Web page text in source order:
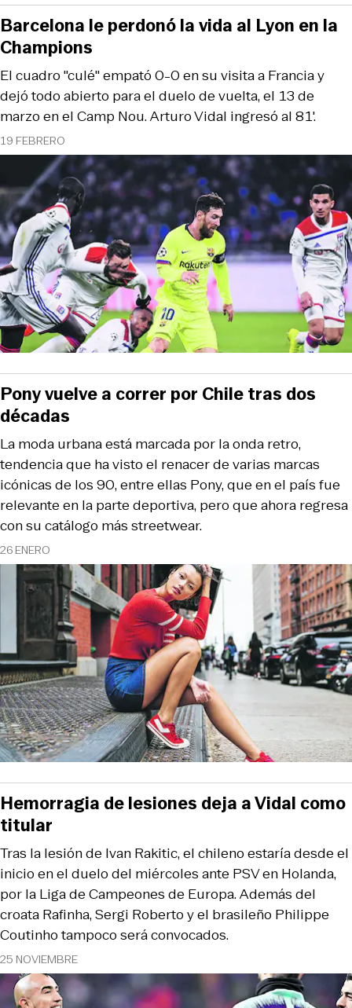
19 FEBRERO
El cuadro "culé" empató 0-0 en su visita a Francia y
dejó todo abierto para el duelo de vuelta, el 13 de
marzo en el Camp Nou. Arturo Vidal ingresó al 81'.
Barcelona le perdonó la vida al Lyon en la
Champions
26 ENERO
La moda urbana está marcada por la onda retro,
tendencia que ha visto el renacer de varias marcas
icónicas de los 90, entre ellas Pony, que en el país fue
relevante en la parte deportiva, pero que ahora regresa
con su catálogo más streetwear.
Pony vuelve a correr por Chile tras dos
décadas
25 NOVIEMBRE
Tras la lesión de Ivan Rakitic, el chileno estaría desde el
inicio en el duelo del miércoles ante PSV en Holanda,
por la Liga de Campeones de Europa. Además del
croata Rafinha, Sergi Roberto y el brasileño Philippe
Coutinho tampoco será convocados.
Hemorragia de lesiones deja a Vidal como
titular